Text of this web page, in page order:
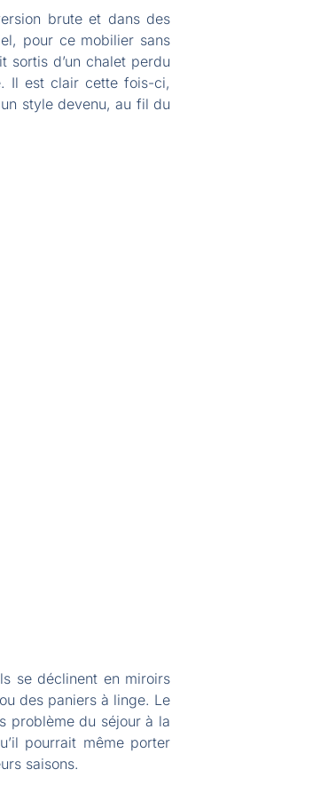
brute et dans des
pour ce mobilier sans
d’un chalet perdu
Il est clair cette fois-ci,
style devenu, au fil du
se déclinent en miroirs
des paniers à linge. Le
problème du séjour à la
pourrait même porter
saisons.